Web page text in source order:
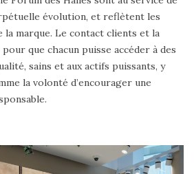
évolution, et reflètent les
la marque. Le contact clients et la
que chacun puisse accéder à des
sains et aux actifs puissants, y
la volonté d’encourager une